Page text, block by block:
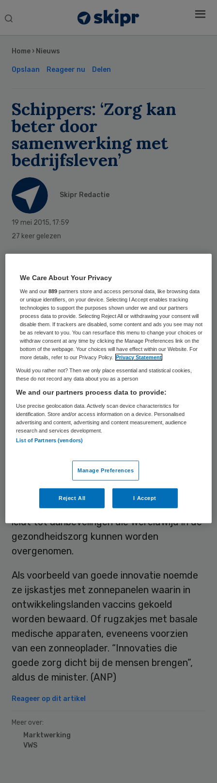
Search
Home › Nieuws
Opslaan Reageer nu Delen
Schippers: ‘Zorg kan
beter door
samenwerking met
bedrijfsleven’
Skipr Redactie
19 mei 2015, 17:59
27 keer gelezen
goedkoper worden, als overheden,
bedrijfsleven en de wetenschap beter
samenwerken. Dat zei minister Edith
Schippers (Volksgezondheid) dinsdag op
een bijeenkomst van het Wereld Economisch
Forum in Genève. Volgens de VVD-minister
is betere en goedkopere zorg mogelijk in
zowel de westerse wereld als in
ontwikkelingslanden.
Volgens haar zijn de problemen in de
gezondheidszorg te groot voor regeringen
Technologische innovaties komen nu al vaak
van bedrijven en vanuit de wetenschap, en
samenwerking kan nog meer opleveren,
denkt Schippers. Ze hoopt dat haar oproep
leidt tot aanbevelingen die wereldwijd in de
gezondheidszorg kunnen worden
overgenomen.
Als voorbeeld van goede innovatie noemde
ze ijskastjes met zonnepanelen waarin in
ontwikkelingslanden vaccins gekoeld
worden bewaard. Of rugzakjes met basale
medische apparaten, eveneens voorzien
van een zonneoplader. “Innovaties die
goede zorg dicht bij de mensen brengen”,
aldus de minister. (ANP)
Reageer op dit artikel
Meer over:
Marktwerking
VWS
Sidebar
We Care About Your Privacy
We and our889 partners store and access personal data, like browsing data
or unique identifiers, on your device. Selecting I Accept enables tracking
technologies to support the purposes shown under we and our partners
process data to provide. Selecting Reject All or withdrawing your consent will
disable them. If trackers are disabled, some content and ads you see may not
be as relevant to you. You can resurface this menu to change your choices or
withdraw consent at any time by clicking the Manage Preferences link on the
bottom of the webpage. Your choices will have effect within our Website. For
more details, refer to our Privacy Policy.
Privacy Statement
Would you rather not? Then we only place essential and statistical cookies,
these do not record any data about you as a person
We and our partners process data to provide:
Use precise geolocation data. Actively scan device characteristics for
identification. Store and/or access information on a device. Personalised
advertising and content, advertising and content measurement, audience
research and services development.
List of Partners (vendors)
Manage Preferences
Reject All I Accept